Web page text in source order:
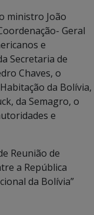
ministro João
Geral
e
Secretaria de
Chaves, o
da Bolívia,
da Semagro, o
e
Reunião de
a República
da Bolívia”